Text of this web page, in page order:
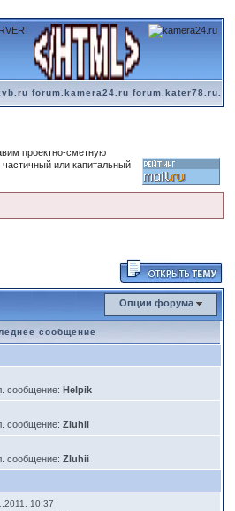
forum.kamera24.ru forum.kater78.ru.
проектно-сметную
или капитальный
Опции форума
сообщение
сообщение:Helpik
сообщение:Zluhii
сообщение:Zluhii
10:37